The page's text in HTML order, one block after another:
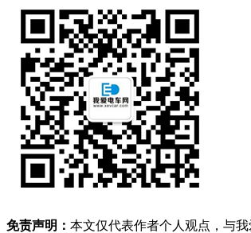
免责声明： 本文仅代表作者个人观点，与